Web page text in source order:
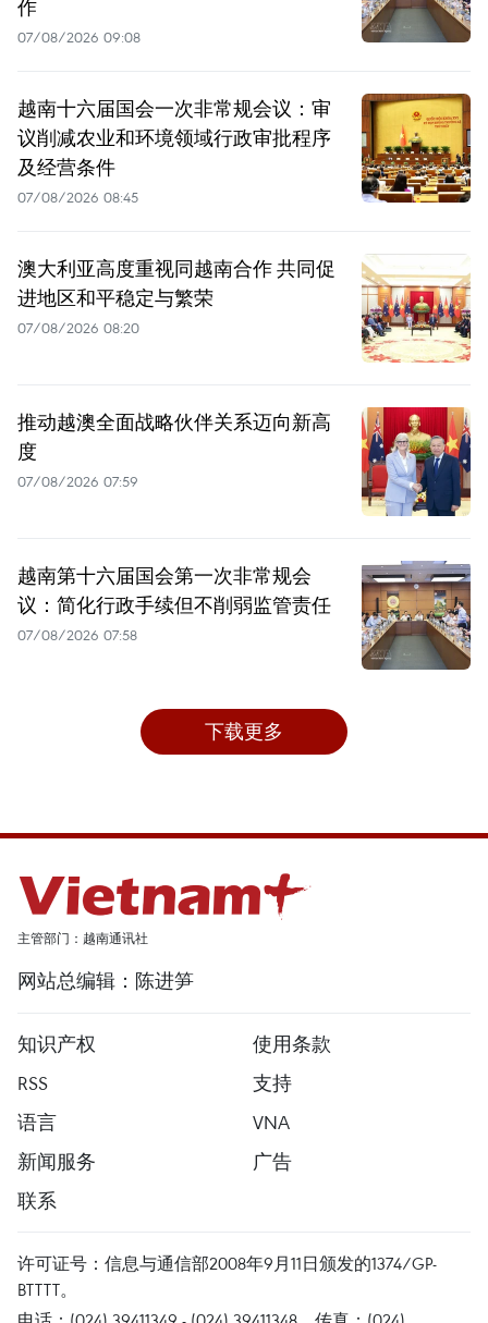
作
07/08/2026 09:08
越南十六届国会一次非常规会议：审
议削减农业和环境领域行政审批程序
及经营条件
07/08/2026 08:45
澳大利亚高度重视同越南合作 共同促
进地区和平稳定与繁荣
07/08/2026 08:20
推动越澳全面战略伙伴关系迈向新高
度
07/08/2026 07:59
越南第十六届国会第一次非常规会
议：简化行政手续但不削弱监管责任
07/08/2026 07:58
下载更多
主管部门：越南通讯社
网站总编辑：陈进笋
知识产权
使用条款
RSS
支持
语言
VNA
新闻服务
广告
联系
许可证号：信息与通信部2008年9月11日颁发的1374/GP-
BTTTT。